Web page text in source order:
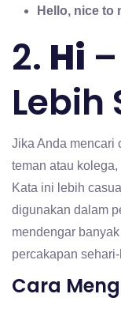
Hello, nice to
2. Hi
Lebih
Jika Anda mencari
teman atau
Kata ini lebih
digunakan dalam
mendengar
percakapan
Cara